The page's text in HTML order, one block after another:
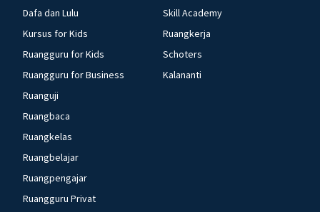
Dafa dan Lulu
Kursus for Kids
Ruangguru for Kids
Ruangguru for Business
Ruanguji
Ruangbaca
Ruangkelas
Ruangbelajar
Ruangpengajar
Ruangguru Privat
Skill Academy
Ruangkerja
Schoters
Kalananti